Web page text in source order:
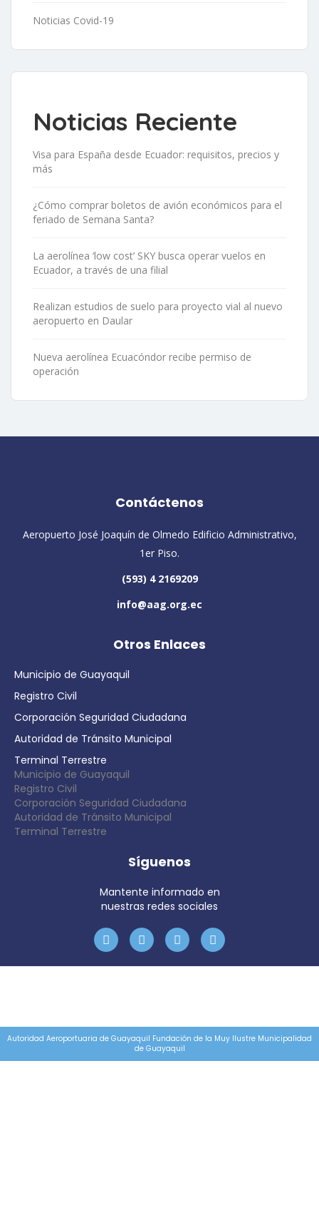
Noticias Covid-19
Noticias Reciente
Visa para España desde Ecuador: requisitos, precios y
más
¿Cómo comprar boletos de avión económicos para el
feriado de Semana Santa?
La aerolínea ‘low cost’ SKY busca operar vuelos en
Ecuador, a través de una filial
Realizan estudios de suelo para proyecto vial al nuevo
aeropuerto en Daular
Nueva aerolínea Ecuacóndor recibe permiso de
operación
Contáctenos
Aeropuerto José Joaquín de Olmedo Edificio Administrativo,
1er Piso.
(593) 4 2169209
info@aag.org.ec
Otros Enlaces
Municipio de Guayaquil
Registro Civil
Corporación Seguridad Ciudadana
Autoridad de Tránsito Municipal
Terminal Terrestre
Municipio de Guayaquil
Registro Civil
Corporación Seguridad Ciudadana
Autoridad de Tránsito Municipal
Terminal Terrestre
Síguenos
Mantente informado en
nuestras redes sociales
Autoridad Aeroportuaria de Guayaquil Fundación de la Muy Ilustre Municipalidad
de Guayaquil